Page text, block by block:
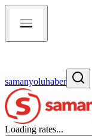
samanyoluhaber
Loading rates...